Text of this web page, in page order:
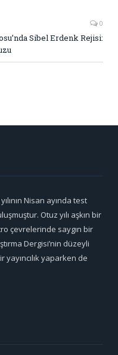
0
Sibel Erdenk Rejisi:
Nisan ayında test
Otuz yılı aşkın bir
çevrelerinde saygın bir
Dergisi’nin düzeyli
yaparken de